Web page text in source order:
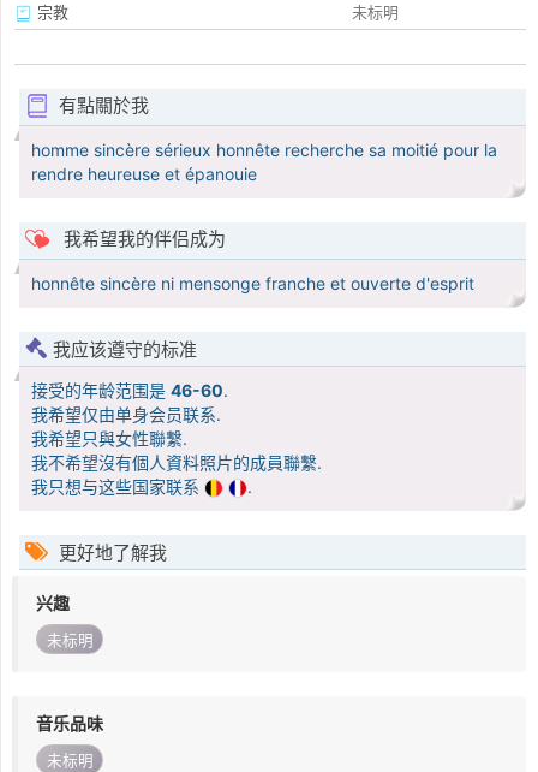
宗教
未标明
有點關於我
homme sincère sérieux honnête recherche sa moitié pour la
rendre heureuse et épanouie
我希望我的伴侣成为
honnête sincère ni mensonge franche et ouverte d'esprit
我应该遵守的标准
接受的年龄范围是 46-60.
我希望仅由单身会员联系.
我希望只與女性聯繫.
我不希望沒有個人資料照片的成員聯繫.
我只想与这些国家联系
.
更好地了解我
兴趣
未标明
音乐品味
未标明